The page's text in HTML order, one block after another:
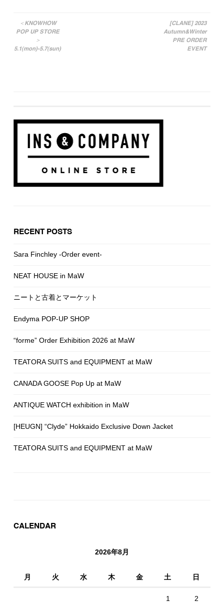
投稿ナビゲーション
＜KNOWHOW
POP UP STORE
＞
5.1(mon)-5.7(sun)
[CLANE] 2023
Autumn&Winter
PRE ORDER
EVENT
RECENT POSTS
Sara Finchley -Order event-
NEAT HOUSE in MaW
ニートと古着とマーケット
Endyma POP-UP SHOP
“forme” Order Exhibition 2026 at MaW
TEATORA SUITS and EQUIPMENT at MaW
CANADA GOOSE Pop Up at MaW
ANTIQUE WATCH exhibition in MaW
[HEUGN] “Clyde” Hokkaido Exclusive Down Jacket
TEATORA SUITS and EQUIPMENT at MaW
CALENDAR
2026年8月
月 火 水 木 金 土 日
1 2